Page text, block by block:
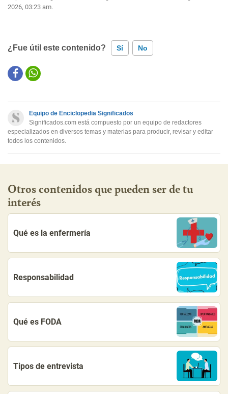
2026, 03:23 am.
¿Fue útil este contenido? Sí No
Este contenido contiene información incorrecta
Otro
Equipo de Enciclopedia Significados
Significados.com está compuesto por un equipo de redactores
especializados en diversos temas y materias para producir, revisar y editar
todos los contenidos.
Otros contenidos que pueden ser de tu
interés
Qué es la enfermería
Responsabilidad
Qué es FODA
Tipos de entrevista